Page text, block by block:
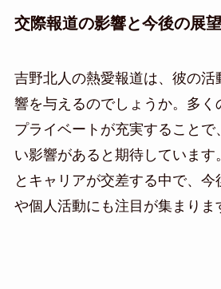
交際報道の影響と今後の展望
吉野北人の熱愛報道は、彼の活
響を与えるのでしょうか。多く
プライベートが充実することで
い影響があると期待しています
とキャリアが交差する中で、
や個人活動にも注目が集まりま